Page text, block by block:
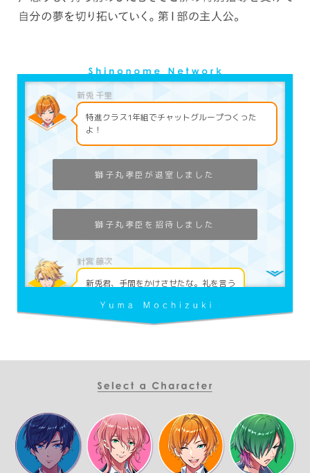
特進クラス1年組でチャットグループつくった
よ！
獅子丸孝臣が退室しました
獅子丸孝臣を招待しました
新兎君、手間をかけさせたな。礼を言う
てめ、うぜえもんに追加してんじゃねーよ！
ゆまぴ、こういうSNSとか慣れてなさそうだった
けど大丈夫かな？